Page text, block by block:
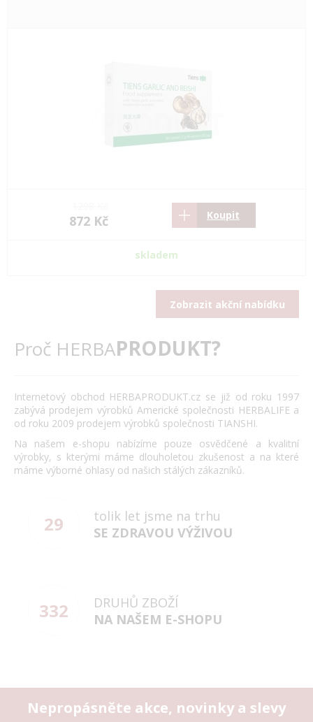
872 Kč Koupit
skladem
Zobrazit akční nabídku
Proč HERBAPRODUKT?
Internetový obchod HERBAPRODUKT.cz se již od roku 1997
zabývá prodejem výrobků Americké společnosti HERBALIFE a
od roku 2009 prodejem výrobků společnosti TIANSHI.
Na našem e-shopu nabízíme pouze osvědčené a kvalitní
výrobky, s kterými máme dlouholetou zkušenost a na které
máme výborné ohlasy od našich stálých zákazníků.
29
tolik let jsme na trhu
SE ZDRAVOU VÝŽIVOU
332
DRUHŮ ZBOŽÍ
NA NAŠEM E-SHOPU
Nepropásněte akce, novinky a slevy